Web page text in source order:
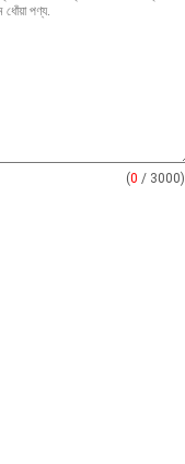
(0 / 3000)